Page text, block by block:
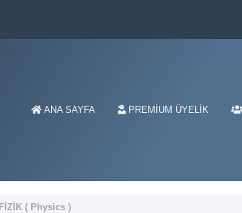
ANA SAYFA PREMIUM ÜYELIK
FİZİK ( Physics )